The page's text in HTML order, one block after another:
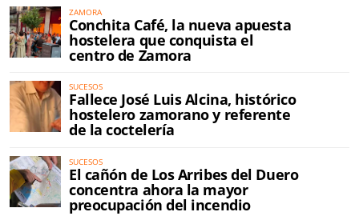
ZAMORA
Conchita Café, la nueva apuesta
hostelera que conquista el
centro de Zamora
SUCESOS
Fallece José Luis Alcina, histórico
hostelero zamorano y referente
de la coctelería
SUCESOS
El cañón de Los Arribes del Duero
concentra ahora la mayor
preocupación del incendio